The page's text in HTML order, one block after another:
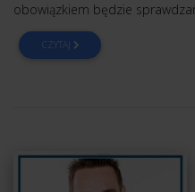
obowiązkiem będzie
CZYTAJ